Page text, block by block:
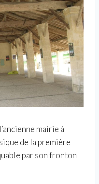
mairie à
de la première
par son fronton